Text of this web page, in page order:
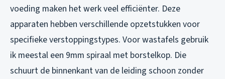
voeding maken het werk veel efficiënter. Deze
apparaten hebben verschillende opzetstukken voor
specifieke verstoppingstypes. Voor wastafels gebruik
ik meestal een 9mm spiraal met borstelkop. Die
schuurt de binnenkant van de leiding schoon zonder